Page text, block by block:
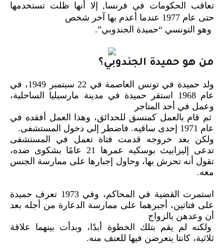
تعاقب الحكومات في فرنسا,
إلا أنها ظلت تستخدمها
حتى عام 1977 عندما أعدم بها آخر شخص
وهو التونسي “حميدة الجندوبي”.
من هو حميدة الجندوبي؟
ولد حميدة في تونس العاصمة في 22 سبتمبر 1949، في
عام 1968 استقر حميدة في مدينة مارسيليا الساحلية،
وعمل في أحد المتاجر
ثم قام بالعمل كمنسق للحدائق، وهذا العمل أفقده في
عام 1971 إحدى ساقيه. فاضطر إلى دخول المستشفى.
ولكن بعد خروجه قدمت فتاة تعمل في المستشفى
تدعى إليزابيث بوسكيه عمرها 21 عامًا بشكوى ضده،
تقول أنه تحرش بها، وحاول إجبارها على ممارسة الجنس
معه.
استمرت القضية في المحاكم، وفي 1973 تعرف حميدة
على فتاتين، أجبرهما على ممارسة الدعارة من أجله بعد
أن وعدهن بالزواج
ولكنه لم يقم بتلك الخطوة أبدًا، وبدأت بينهما علاقة
ثلاثية، كانتا يتعرضن فيها للعنف منه.